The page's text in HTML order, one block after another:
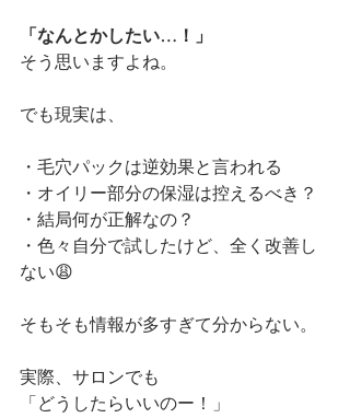
「なんとかしたい…！」
そう思いますよね。
でも現実は、
・毛穴パックは逆効果と言われる
・オイリー部分の保湿は控えるべき？
・結局何が正解なの？
・色々自分で試したけど、全く改善し
ない😩
そもそも情報が多すぎて分からない。
実際、サロンでも
「どうしたらいいのー！」